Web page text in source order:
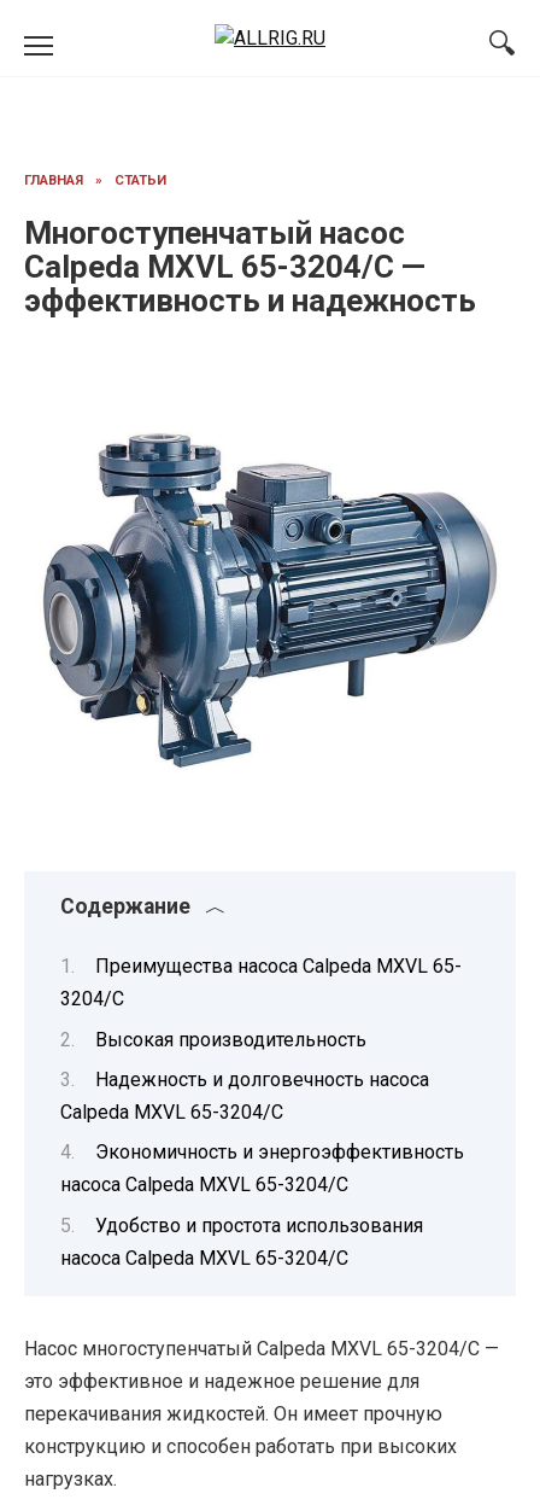
ГЛАВНАЯ » СТАТЬИ
Многоступенчатый насос
Calpeda MXVL 65-3204/C —
эффективность и надежность
Содержание
Преимущества насоса Calpeda MXVL 65-
3204/C
Высокая производительность
Надежность и долговечность насоса
Calpeda MXVL 65-3204/C
Экономичность и энергоэффективность
насоса Calpeda MXVL 65-3204/C
Удобство и простота использования
насоса Calpeda MXVL 65-3204/C
Насос многоступенчатый Calpeda MXVL 65-3204/C —
это эффективное и надежное решение для
перекачивания жидкостей. Он имеет прочную
конструкцию и способен работать при высоких
нагрузках.